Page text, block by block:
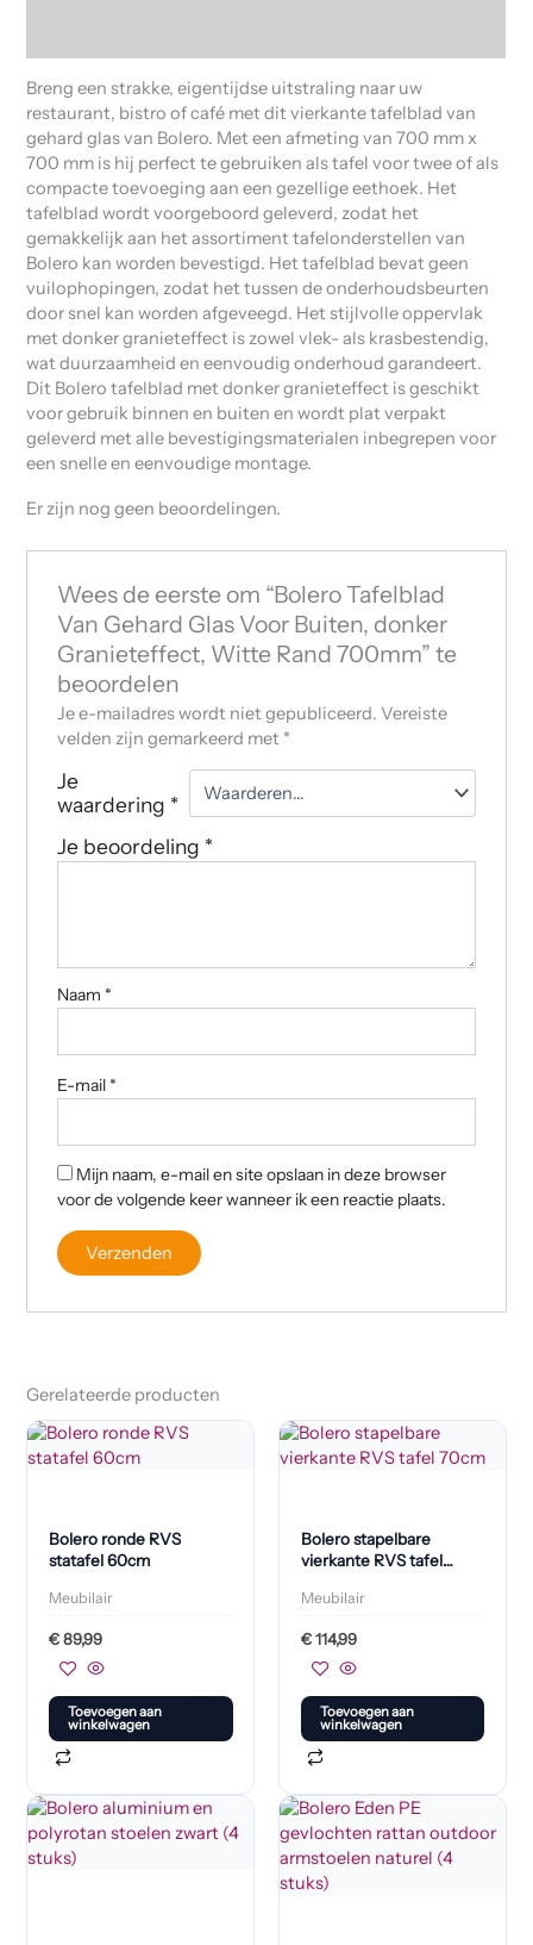
Breng een strakke, eigentijdse uitstraling naar uw
restaurant, bistro of café met dit vierkante tafelblad van
gehard glas van Bolero. Met een afmeting van 700 mm x
700 mm is hij perfect te gebruiken als tafel voor twee of als
compacte toevoeging aan een gezellige eethoek. Het
tafelblad wordt voorgeboord geleverd, zodat het
gemakkelijk aan het assortiment tafelonderstellen van
Bolero kan worden bevestigd. Het tafelblad bevat geen
vuilophopingen, zodat het tussen de onderhoudsbeurten
door snel kan worden afgeveegd. Het stijlvolle oppervlak
met donker granieteffect is zowel vlek- als krasbestendig,
wat duurzaamheid en eenvoudig onderhoud garandeert.
Dit Bolero tafelblad met donker granieteffect is geschikt
voor gebruik binnen en buiten en wordt plat verpakt
geleverd met alle bevestigingsmaterialen inbegrepen voor
een snelle en eenvoudige montage.
Er zijn nog geen beoordelingen.
Wees de eerste om “Bolero Tafelblad
Van Gehard Glas Voor Buiten, donker
Granieteffect, Witte Rand 700mm” te
beoordelen
Je e-mailadres wordt niet gepubliceerd. Vereiste
velden zijn gemarkeerd met *
Je
waardering *
Je beoordeling *
Naam *
E-mail *
Mijn naam, e-mail en site opslaan in deze browser
voor de volgende keer wanneer ik een reactie plaats.
Gerelateerde producten
Bolero ronde RVS
statafel 60cm
Meubilair
€89,99
Toevoegen aan
winkelwagen
Bolero stapelbare
vierkante RVS tafel
Meubilair
€114,99
Toevoegen aan
winkelwagen